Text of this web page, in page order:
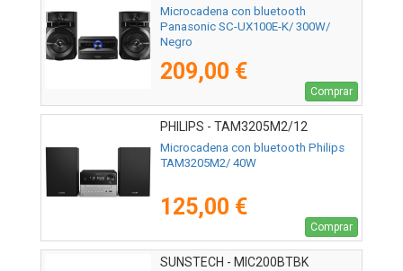
Microcadena con bluetooth
Panasonic SC-UX100E-K/ 300W/
Negro
209,00 €
Comprar
PHILIPS - TAM3205M2/12
Microcadena con bluetooth Philips
TAM3205M2/ 40W
125,00 €
Comprar
SUNSTECH - MIC200BTBK